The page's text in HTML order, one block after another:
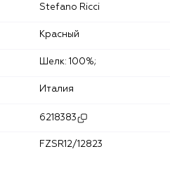
Stefano Ricci
Красный
Шелк: 100%;
Италия
6218383
FZSR12/12823